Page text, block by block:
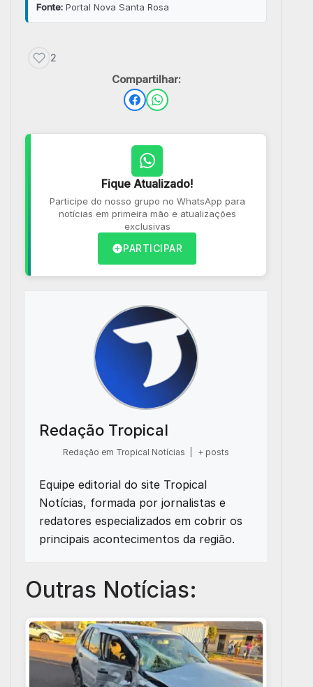
Fonte: Portal Nova Santa Rosa
2
Compartilhar:
Fique Atualizado!
Participe do nosso grupo no WhatsApp para
notícias em primeira mão e atualizações
exclusivas
PARTICIPAR
Redação Tropical
Redação em Tropical Notícias + posts
Equipe editorial do site Tropical
Notícias, formada por jornalistas e
redatores especializados em cobrir os
principais acontecimentos da região.
Outras Notícias: